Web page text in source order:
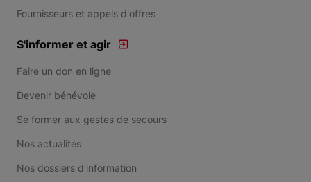
Fournisseurs et appels d'offres
S'informer et agir
Faire un don en ligne
Devenir bénévole
Se former aux gestes de secours
Nos actualités
Nos dossiers d'information